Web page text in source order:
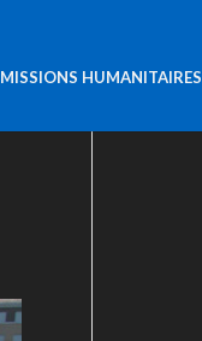
MISSIONS HUMANITAIRES